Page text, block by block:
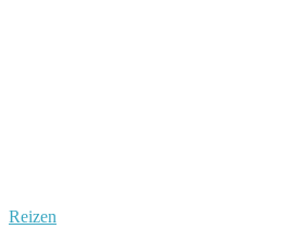
Reizen